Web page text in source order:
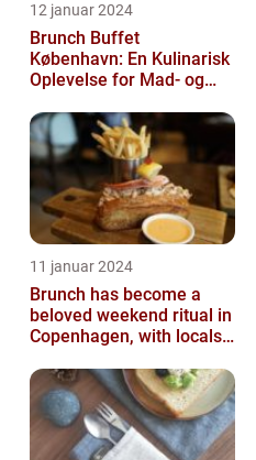
12 januar 2024
Brunch Buffet
København: En Kulinarisk
Oplevelse for Mad- og
11 januar 2024
Brunch has become a
beloved weekend ritual in
Copenhagen, with locals
to...